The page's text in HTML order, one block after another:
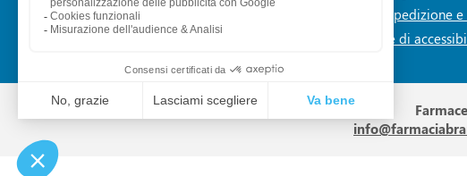
Modalità di Spedizione
Dichiarazione di